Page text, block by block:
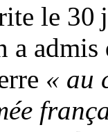
le
admis
« au